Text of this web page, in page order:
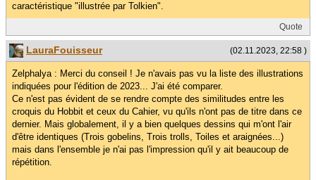
caractéristique "illustrée par Tolkien".
Quote
(02.11.2023, 22:58 )
LauraFouisseur
Zelphalya : Merci du conseil ! Je n'avais pas vu la liste des illustrations
indiquées pour l'édition de 2023... J'ai été comparer.
Ce n'est pas évident de se rendre compte des similitudes entre les
croquis du Hobbit et ceux du Cahier, vu qu'ils n'ont pas de titre dans ce
dernier. Mais globalement, il y a bien quelques dessins qui m'ont l'air
d'être identiques (Trois gobelins, Trois trolls, Toiles et araignées...)
mais dans l'ensemble je n'ai pas l'impression qu'il y ait beaucoup de
répétition.